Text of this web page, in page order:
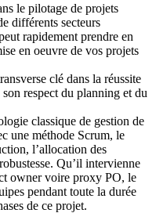
le pilotage de projets
différents secteurs
rapidement prendre en
en oeuvre de vos projets
clé dans la réussite
respect du planning et du
classique de gestion de
une méthode Scrum, le
l’allocation des
Qu’il intervienne
owner voire proxy PO, le
pendant toute la durée
de ce projet.